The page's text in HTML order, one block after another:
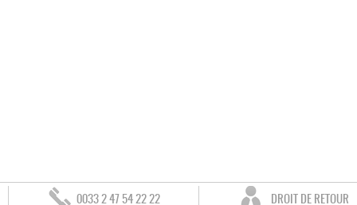
0033 2 47 54 22 22 DROIT DE RETOUR